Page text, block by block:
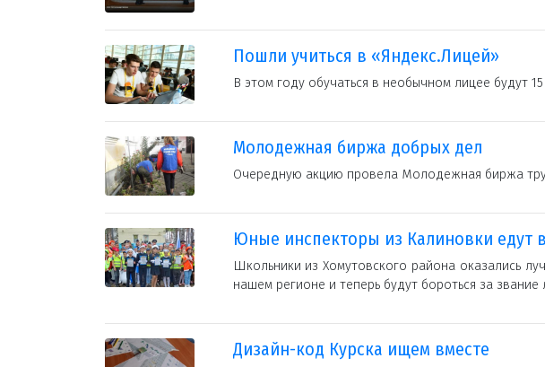
Пошли учиться в «Яндекс.Лицей»
В этом году обучаться в необычном лицее будут
Молодежная биржа добрых дел
Очередную акцию провела Молодежная биржа
Юные инспекторы из Калиновки едут
Школьники из Хомутовского района оказались
нашем регионе и теперь будут бороться за звание
Дизайн-код Курска ищем вместе